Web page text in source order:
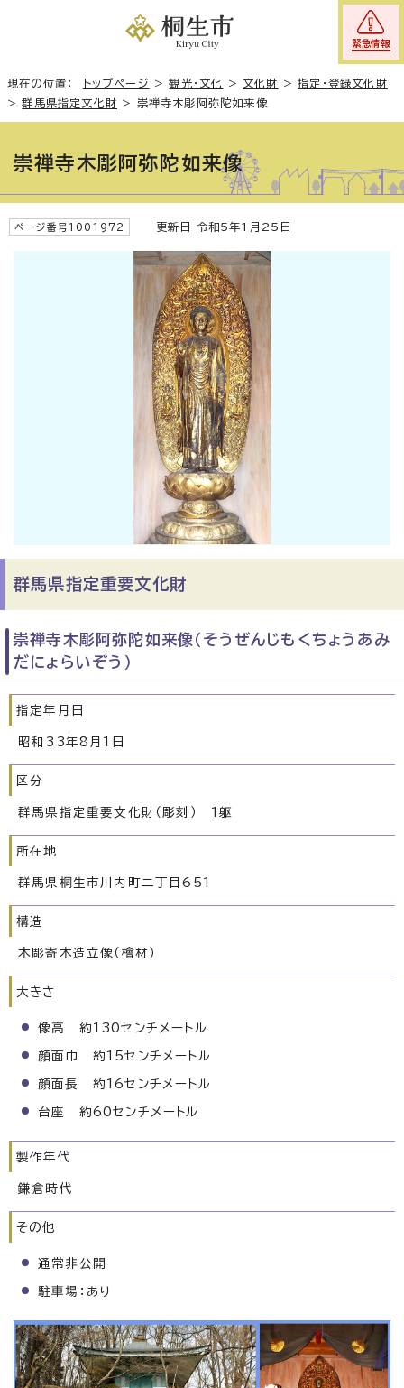
緊急情報
現在の位置： トップページ >観光・文化 >文化財 >指定・登録文化財
>群馬県指定文化財 > 崇禅寺木彫阿弥陀如来像
崇禅寺木彫阿弥陀如来像
ページ番号1001972 更新日 令和5年1月25日
群馬県指定重要文化財
崇禅寺木彫阿弥陀如来像（そうぜんじもくちょうあみ
だにょらいぞう）
指定年月日
昭和33年8月1日
区分
群馬県指定重要文化財（彫刻） 1躯
所在地
群馬県桐生市川内町二丁目651
構造
木彫寄木造立像（檜材）
大きさ
像高 約130センチメートル
顔面巾 約15センチメートル
顔面長 約16センチメートル
台座 約60センチメートル
製作年代
鎌倉時代
その他
通常非公開
駐車場：あり